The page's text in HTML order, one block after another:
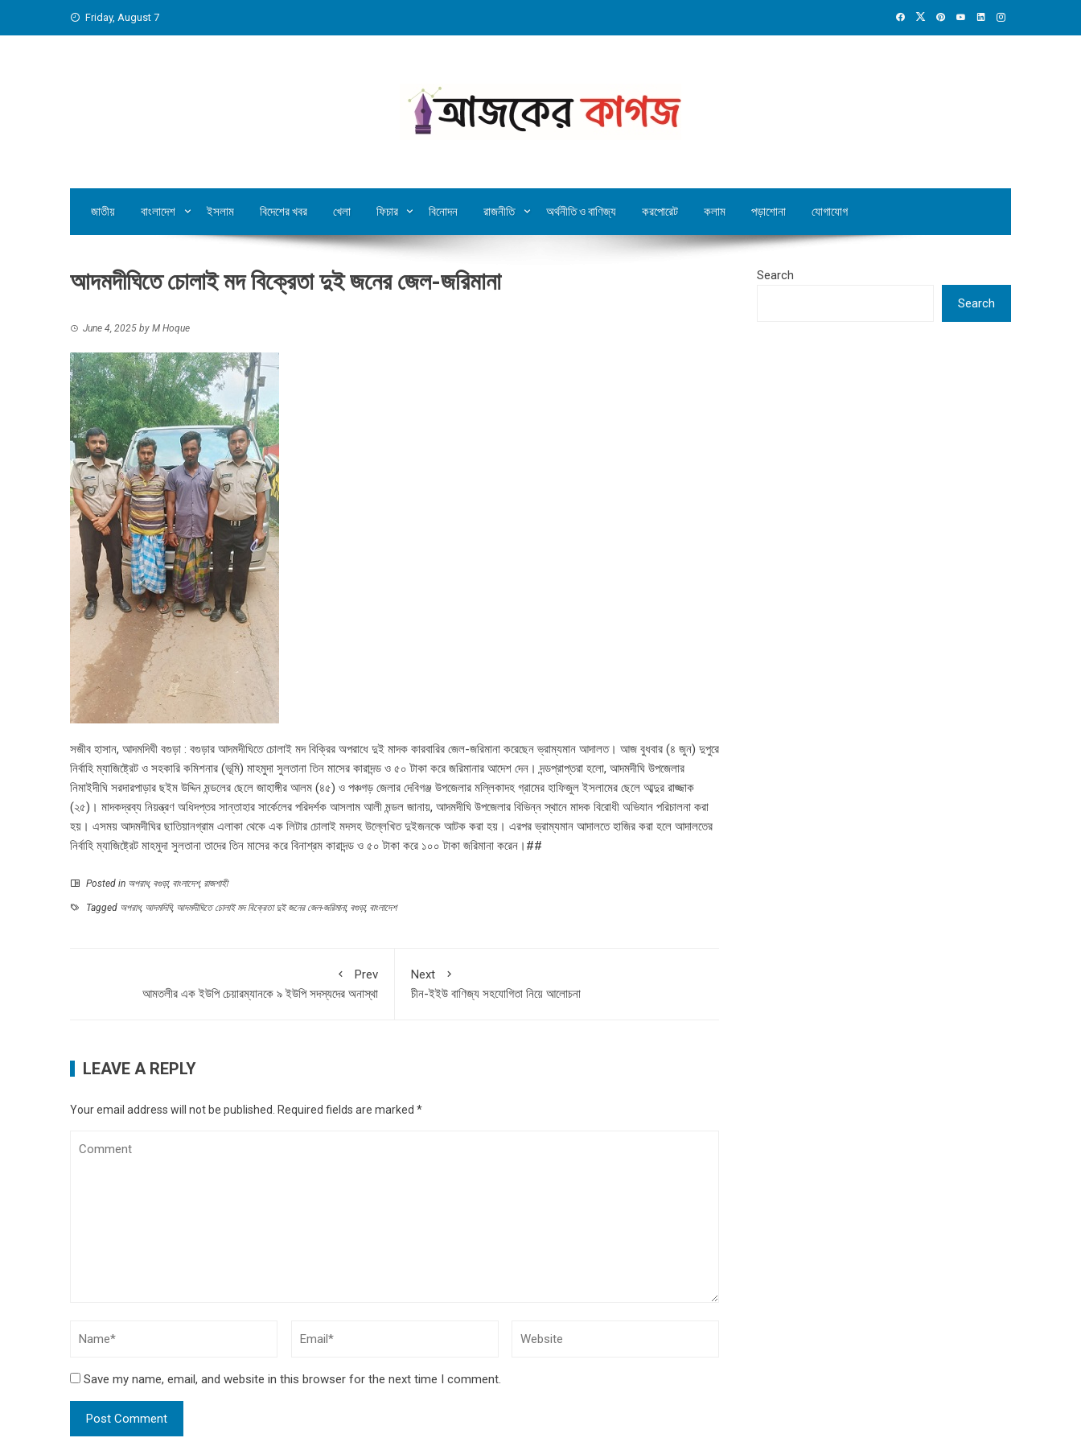
Friday, August 7
জাতীয় বাংলাদেশ ইসলাম বিদেশের খবর খেলা ফিচার বিনোদন রাজনীতি অর্থনীতি ও বাণিজ্য করপোরেট কলাম পড়াশোনা যোগাযোগ
আদমদীঘিতে চোলাই মদ বিক্রেতা দুই জনের জেল-জরিমানা
June 4, 2025 by M Hoque
সজীব হাসান, আদমদিঘী বগুড়া : বগুড়ার আদমদীঘিতে চোলাই মদ বিক্রির অপরাধে দুই মাদক কারবারির জেল-জরিমানা করেছেন ভ্রাম্যমান আদালত। আজ বুধবার (৪ জুন) দুপুরে
নির্বাহি ম্যাজিষ্ট্রেট ও সহকারি কমিশনার (ভূমি) মাহমুদা সুলতানা তিন মাসের কারাদন্ড ও ৫০ টাকা করে জরিমানার আদেশ দেন। দন্ডপ্রাপ্তরা হলো, আদমদীঘি উপজেলার
নিমাইদীঘি সরদারপাড়ার ছইম উদ্দিন মন্ডলের ছেলে জাহাঙ্গীর আলম (৪৫) ও পঞ্চগড় জেলার দেবিগঞ্জ উপজেলার মল্লিকাদহ গ্রামের হাফিজুল ইসলামের ছেলে আব্দুর রাজ্জাক
(২৫)। মাদকদ্রব্য নিয়ন্ত্রণ অধিদপ্তর সান্তাহার সার্কেলের পরিদর্শক আসলাম আলী মন্ডল জানায়, আদমদীঘি উপজেলার বিভিন্ন স্থানে মাদক বিরোধী অভিযান পরিচালনা করা
হয়। এসময় আদমদীঘির ছাতিয়ানগ্রাম এলাকা থেকে এক লিটার চোলাই মদসহ উল্লেখিত দুইজনকে আটক করা হয়। এরপর ভ্রাম্যমান আদালতে হাজির করা হলে আদালতের
নির্বাহি ম্যাজিষ্ট্রেট মাহমুদা সুলতানা তাদের তিন মাসের করে বিনাশ্রম কারাদন্ড ও ৫০ টাকা করে ১০০ টাকা জরিমানা করেন।##
Posted in অপরাধ, বগুড়া, বাংলাদেশ, রাজশাহী
Tagged অপরাধ, আদমদিঘি, আদমদীঘিতে চোলাই মদ বিক্রেতা দুই জনের জেল-জরিমানা, বগুড়া, বাংলাদেশ
Prev
আমতলীর এক ইউপি চেয়ারম্যানকে ৯ ইউপি সদস্যদের অনাস্থা
Next
চীন-ইইউ বাণিজ্য সহযোগিতা নিয়ে আলোচনা
LEAVE A REPLY
Your email address will not be published. Required fields are marked *
Save my name, email, and website in this browser for the next time I comment.
Search
Search